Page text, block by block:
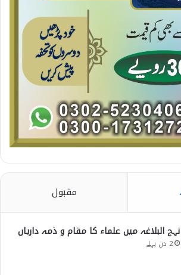
مقبول
نہج البلاغہ میں علماء کا مقام و ذمہ داریاں
2 دن پہلے